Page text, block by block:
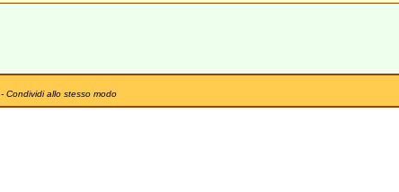
Condividi allo stesso modo